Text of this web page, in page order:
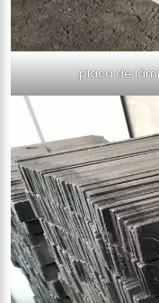
placa de